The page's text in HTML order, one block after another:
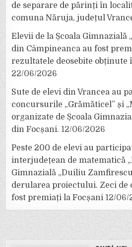
de separare de părinți în
comuna Năruja, județul
Elevii de la Școala Gimnazială
din Câmpineanca au fost
rezultatele deosebite obținute
22/06/2026
Sute de elevi din Vrancea au
concursurile „Grămăticel” și
organizate de Școala
din Focșani. 12/06/2026
Peste 200 de elevi au
interjudețean de matematică
Gimnazială „Duiliu
derularea proiectului. Zeci de
fost premiați la Focșani 12/06/